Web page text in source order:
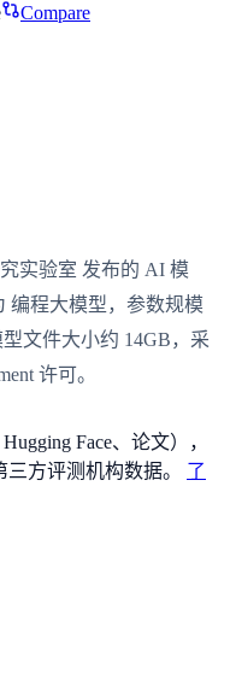
Compare
实验室 发布的 AI 模
编程大模型，参数规模
文件大小约 14GB，采
许可。
Face、论文），
方评测机构数据。
了